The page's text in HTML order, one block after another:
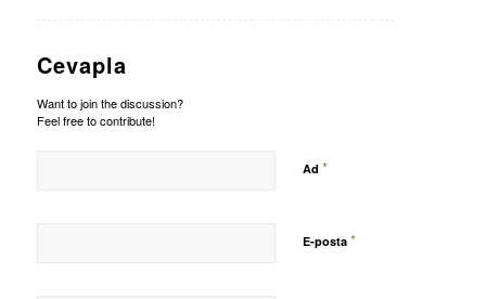
Cevapla
Want to join the discussion?
Feel free to contribute!
Ad *
E-posta *